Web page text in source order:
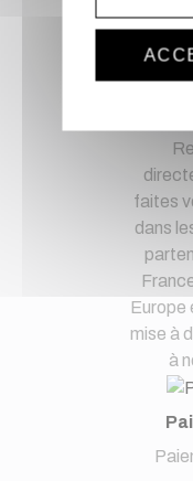
Notre équipe
faites
dans
Europe
mise à
à